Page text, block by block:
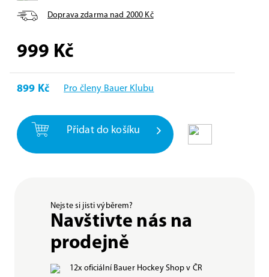
Doprava zdarma nad 2000 Kč
999 Kč
899 Kč Pro členy Bauer Klubu
Přidat do košíku
Nejste si jisti výběrem?
Navštivte nás na
prodejně
12x oficiální Bauer Hockey Shop v ČR